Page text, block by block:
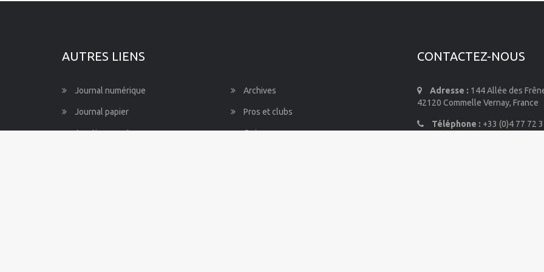
AUTRES LIENS
Journal numérique Archives
Journal papier Pros et clubs
Avertissements Qui sommes-nous
CONTACTEZ-NOUS
Adresse : 144 Allée des
42120 Commelle Vernay, France
Téléphone : +33 (0)4 77 72